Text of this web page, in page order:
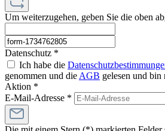
Um weiterzugehen, geben Sie die oben
Datenschutz *
Ich habe die
genommen und die AGB gelesen und bin
Aktion *
E-Mail-Adresse *